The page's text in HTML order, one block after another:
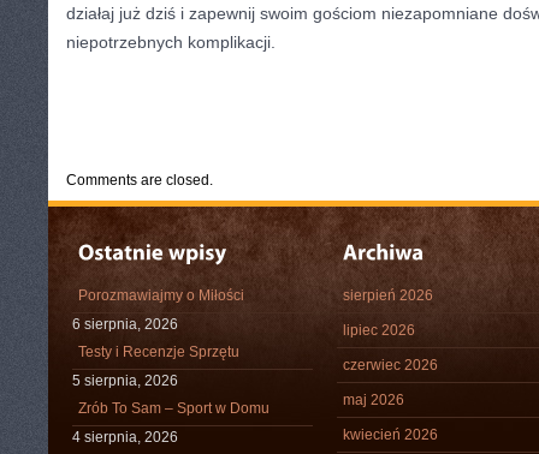
działaj już dziś i zapewnij swoim gościom niezapomniane
niepotrzebnych komplikacji.
Comments are closed.
Porozmawiajmy o Miłości
6 sierpnia, 2026
Testy i Recenzje Sprzętu
5 sierpnia, 2026
Zrób To Sam – Sport w Domu
4 sierpnia, 2026
sierpień 2026
lipiec 2026
czerwiec 2026
maj 2026
kwiecień 2026